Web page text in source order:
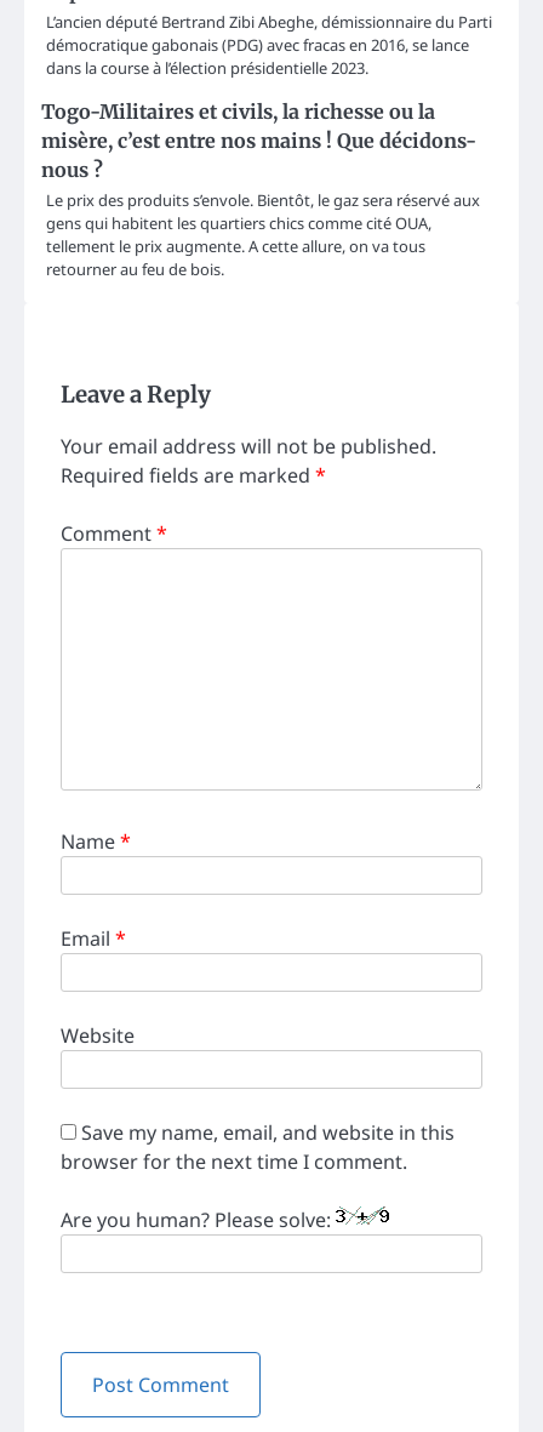
L’ancien député Bertrand Zibi Abeghe, démissionnaire du Parti
démocratique gabonais (PDG) avec fracas en 2016, se lance
dans la course à l’élection présidentielle 2023.
Togo-Militaires et civils, la richesse ou la
misère, c’est entre nos mains ! Que décidons-
nous ?
Le prix des produits s’envole. Bientôt, le gaz sera réservé aux
gens qui habitent les quartiers chics comme cité OUA,
tellement le prix augmente. A cette allure, on va tous
retourner au feu de bois.
Leave a Reply
Your email address will not be published.
Required fields are marked *
Comment*
Name*
Email *
Website
Save my name, email, and website in this
browser for the next time I comment.
Are you human? Please solve: